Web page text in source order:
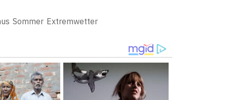
Sommer Extremwetter